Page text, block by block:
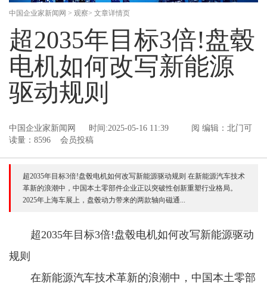
中国企业家新闻网 > 观察> 文章详情页
超2035年目标3倍!盘毂
电机如何改写新能源
驱动规则
中国企业家新闻网 时间:2025-05-16 11:39 编辑：北门可
阅
读量：8596 会员投稿
超2035年目标3倍!盘毂电机如何改写新能源驱动规则 在新能源汽车技术
革新的浪潮中，中国本土零部件企业正以突破性创新重塑行业格局。
2025年上海车展上，盘毂动力带来的两款轴向磁通...
超2035年目标3倍!盘毂电机如何改写新能源驱动
规则
在新能源汽车技术革新的浪潮中，中国本土零部